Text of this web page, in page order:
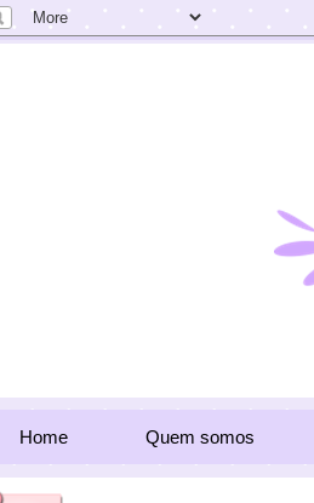
Home Quem somos